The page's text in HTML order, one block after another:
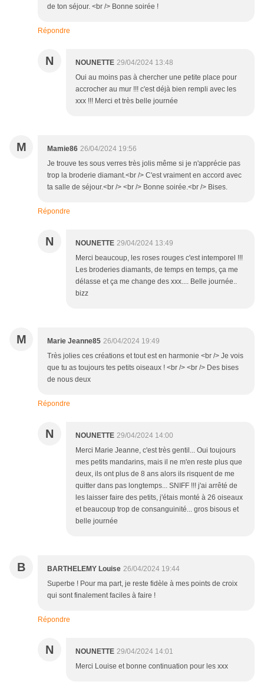
de ton séjour. <br /> Bonne soirée !
Répondre
N NOUNETTE 29/04/2024 13:48
Oui au moins pas à chercher une petite place pour
accrocher au mur !!! c'est déjà bien rempli avec les
xxx !!! Merci et très belle journée
M Mamie86 26/04/2024 19:56
Je trouve tes sous verres très jolis même si je n'apprécie pas
trop la broderie diamant.<br /> C'est vraiment en accord avec
ta salle de séjour.<br /> <br /> Bonne soirée.<br /> Bises.
Répondre
N NOUNETTE 29/04/2024 13:49
Merci beaucoup, les roses rouges c'est intemporel !!!
Les broderies diamants, de temps en temps, ça me
délasse et ça me change des xxx.... Belle journée..
bizz
M Marie Jeanne85 26/04/2024 19:49
Très jolies ces créations et tout est en harmonie <br /> Je vois
que tu as toujours tes petits oiseaux ! <br /> <br /> Des bises
de nous deux
Répondre
N NOUNETTE 29/04/2024 14:00
Merci Marie Jeanne, c'est très gentil... Oui toujours
mes petits mandarins, mais il ne m'en reste plus que
deux, ils ont plus de 8 ans alors ils risquent de me
quitter dans pas longtemps... SNIFF !!! j'ai arrêté de
les laisser faire des petits, j'étais monté à 26 oiseaux
et beaucoup trop de consanguinité... gros bisous et
belle journée
B BARTHELEMY Louise 26/04/2024 19:44
Superbe ! Pour ma part, je reste fidèle à mes points de croix
qui sont finalement faciles à faire !
Répondre
N NOUNETTE 29/04/2024 14:01
Merci Louise et bonne continuation pour les xxx